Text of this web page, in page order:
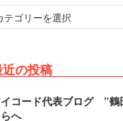
の投稿
コード代表ブログ ”鶴
へ